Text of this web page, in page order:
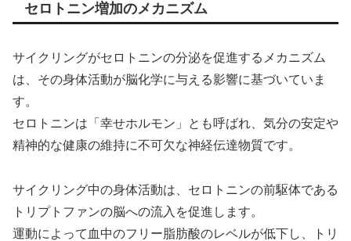
セロトニン増加のメカニズム
サイクリングがセロトニンの分泌を促進するメカニズム
は、その身体活動が脳化学に与える影響に基づいていま
す。
セロトニンは「幸せホルモン」とも呼ばれ、気分の安定や
精神的な健康の維持に不可欠な神経伝達物質です。
サイクリング中の身体活動は、セロトニンの前駆体である
トリプトファンの脳への流入を促進します。
運動によって血中のフリー脂肪酸のレベルが低下し、トリ